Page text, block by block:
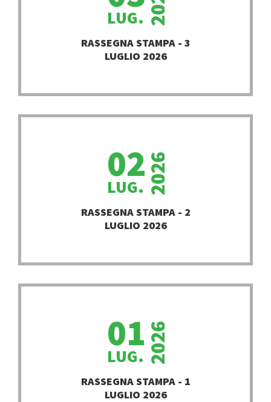
LUG.
RASSEGNA STAMPA - 3
LUGLIO 2026
02
LUG. 2026
RASSEGNA STAMPA - 2
LUGLIO 2026
01
LUG. 2026
RASSEGNA STAMPA - 1
LUGLIO 2026